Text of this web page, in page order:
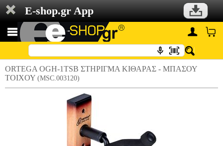
E-shop.gr App
ORTEGA OGH-1TSB ΣΤΗΡΙΓΜΑ KΙΘΑΡΑΣ - MΠΑΣΟΥ
ΤΟΙΧΟΥ (MSC.003120)